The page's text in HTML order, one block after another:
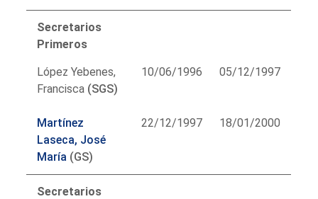
Secretarios
Primeros
López Yebenes,
Francisca (SGS)
10/06/1996 05/12/1997
Martínez
Laseca, José
María (GS)
22/12/1997 18/01/2000
Secretarios